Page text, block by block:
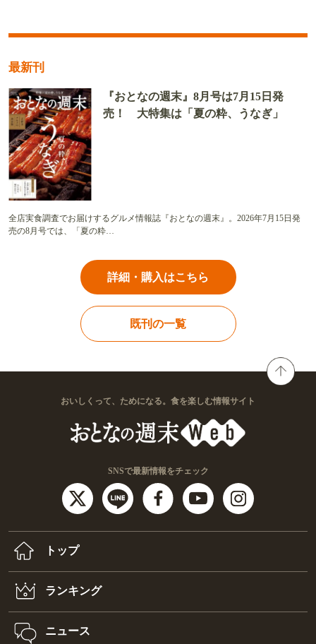
最新刊
『おとなの週末』8月号は7月15日発
売！ 大特集は「夏の粋、うなぎ」
全店実食調査でお届けするグルメ情報誌『おとなの週末』。2026年7月15日発
売の8月号では、「夏の粋…
詳細・購入はこちら
既刊の一覧
おいしくって、ためになる。食を楽しむ情報サイト
SNSで最新情報をチェック
トップ
ランキング
ニュース